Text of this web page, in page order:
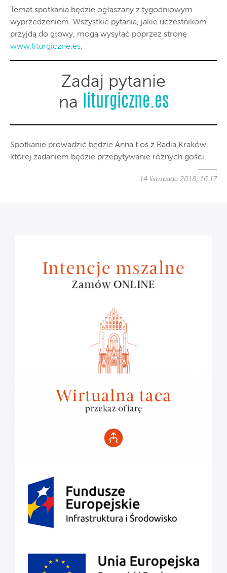
Temat spotkania będzie ogłaszany z tygodniowym
wyprzedzeniem. Wszystkie pytania, jakie uczestnikom
przyjdą do głowy, mogą wysyłać poprzez stronę
www.liturgiczne.es.
Zadaj pytanie
na
liturgiczne.es
Spotkanie prowadzić będzie Anna Łoś z Radia Kraków,
której zadaniem będzie przepytywanie różnych gości.
14 listopada 2018, 16:17